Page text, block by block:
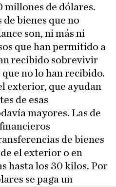
millones de dólares.
bienes que no
son, ni más ni
que han permitido a
recibido sobrevivir
no lo han recibido.
exterior, que ayudan
de esas
mayores. Las de
de bienes
el exterior o en
hasta los 30 kilos. Por
se paga un